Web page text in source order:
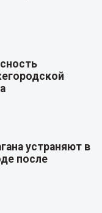
устраняют в
после